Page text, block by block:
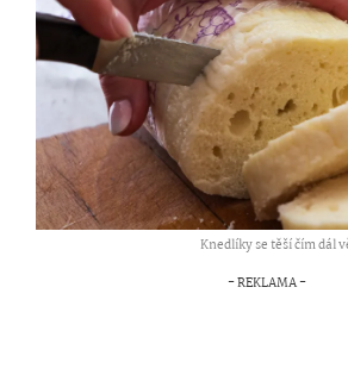
Knedlíky se těší čím dál